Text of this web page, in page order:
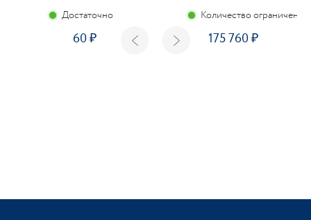
Достаточно
60
Количество ограничено
175 760